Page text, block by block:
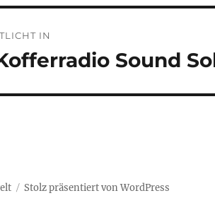
IN
Sound
Stolz präsentiert von WordPress